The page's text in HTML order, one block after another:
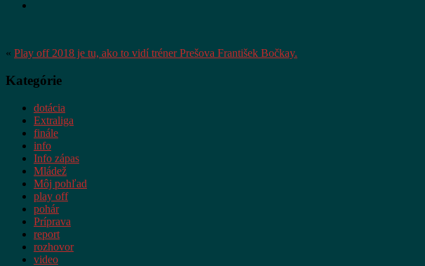
« Play off 2018 je tu, ako to vidí tréner Prešova František Bočkay.
Kategórie
dotácia
Extraliga
finále
info
Info zápas
Mládež
Môj pohľad
play off
pohár
Príprava
report
rozhovor
video